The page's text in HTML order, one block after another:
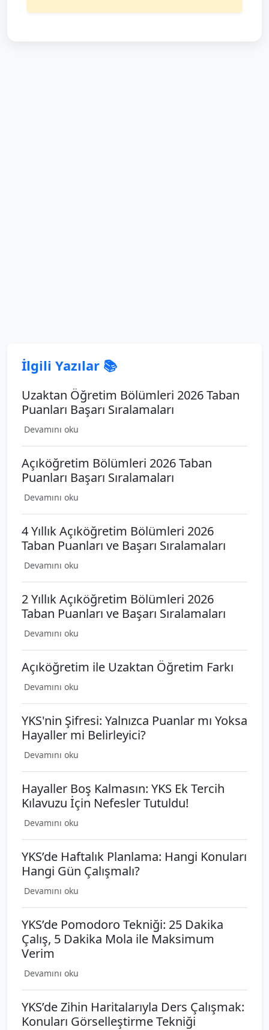
İlgili Yazılar 📚
Uzaktan Öğretim Bölümleri 2026 Taban
Puanları Başarı Sıralamaları
Devamını oku
Açıköğretim Bölümleri 2026 Taban
Puanları Başarı Sıralamaları
Devamını oku
4 Yıllık Açıköğretim Bölümleri 2026
Taban Puanları ve Başarı Sıralamaları
Devamını oku
2 Yıllık Açıköğretim Bölümleri 2026
Taban Puanları ve Başarı Sıralamaları
Devamını oku
Açıköğretim ile Uzaktan Öğretim Farkı
Devamını oku
YKS'nin Şifresi: Yalnızca Puanlar mı Yoksa
Hayaller mi Belirleyici?
Devamını oku
Hayaller Boş Kalmasın: YKS Ek Tercih
Kılavuzu İçin Nefesler Tutuldu!
Devamını oku
YKS’de Haftalık Planlama: Hangi Konuları
Hangi Gün Çalışmalı?
Devamını oku
YKS’de Pomodoro Tekniği: 25 Dakika
Çalış, 5 Dakika Mola ile Maksimum
Verim
Devamını oku
YKS’de Zihin Haritalarıyla Ders Çalışmak:
Konuları Görselleştirme Tekniği